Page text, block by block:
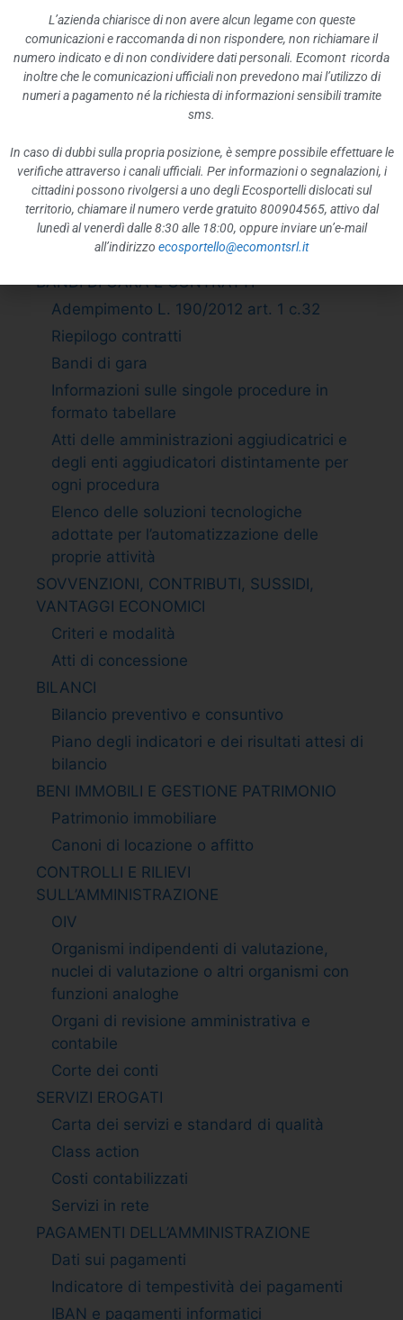
Enti di diritto privato controllati
Rappresentazione grafica
ATTIVITÀ E PROCEDIMENTI
Tipologie di procedimento
Dichiarazioni sostitutive e acquisizione
d”ufficio dei dati
PROVVEDIMENTI
Provvedimenti organi indirizzo politico
Provvedimenti dirigenti amministrativi
CONTROLLI SULLE IMPRESE
BANDI DI GARA E CONTRATTI
Adempimento L. 190/2012 art. 1 c.32
Riepilogo contratti
Bandi di gara
Informazioni sulle singole procedure in
formato tabellare
Atti delle amministrazioni aggiudicatrici e
degli enti aggiudicatori distintamente per
ogni procedura
Elenco delle soluzioni tecnologiche
adottate per l’automatizzazione delle
proprie attività
SOVVENZIONI, CONTRIBUTI, SUSSIDI,
VANTAGGI ECONOMICI
Criteri e modalità
Atti di concessione
BILANCI
Bilancio preventivo e consuntivo
Piano degli indicatori e dei risultati attesi di
bilancio
BENI IMMOBILI E GESTIONE PATRIMONIO
Patrimonio immobiliare
Canoni di locazione o affitto
CONTROLLI E RILIEVI
SULL’AMMINISTRAZIONE
OIV
Organismi indipendenti di valutazione,
nuclei di valutazione o altri organismi con
funzioni analoghe
Organi di revisione amministrativa e
contabile
Corte dei conti
SERVIZI EROGATI
Carta dei servizi e standard di qualità
Class action
Costi contabilizzati
Servizi in rete
PAGAMENTI DELL’AMMINISTRAZIONE
Dati sui pagamenti
Indicatore di tempestività dei pagamenti
IBAN e pagamenti informatici
L’azienda chiarisce di non avere alcun legame con queste
comunicazioni e raccomanda di non rispondere, non richiamare il
numero indicato e di non condividere dati personali. Ecomont ricorda
inoltre che le comunicazioni ufficiali non prevedono mai l’utilizzo di
numeri a pagamento né la richiesta di informazioni sensibili tramite
sms.
In caso di dubbi sulla propria posizione, è sempre possibile effettuare le
verifiche attraverso i canali ufficiali. Per informazioni o segnalazioni, i
cittadini possono rivolgersi a uno degli Ecosportelli dislocati sul
territorio, chiamare il numero verde gratuito 800904565, attivo dal
lunedì al venerdì dalle 8:30 alle 18:00, oppure inviare un’e-mail
all’indirizzo ecosportello@ecomontsrl.it